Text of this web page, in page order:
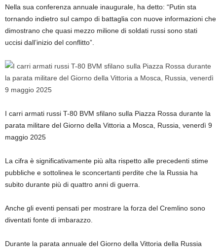
Nella sua conferenza annuale inaugurale, ha detto: “Putin sta
tornando indietro sul campo di battaglia con nuove informazioni che
dimostrano che quasi mezzo milione di soldati russi sono stati
uccisi dall’inizio del conflitto”.
I carri armati russi T-80 BVM sfilano sulla Piazza Rossa durante la
parata militare del Giorno della Vittoria a Mosca, Russia, venerdì 9
maggio 2025
La cifra è significativamente più alta rispetto alle precedenti stime
pubbliche e sottolinea le sconcertanti perdite che la Russia ha
subito durante più di quattro anni di guerra.
Anche gli eventi pensati per mostrare la forza del Cremlino sono
diventati fonte di imbarazzo.
Durante la parata annuale del Giorno della Vittoria della Russia